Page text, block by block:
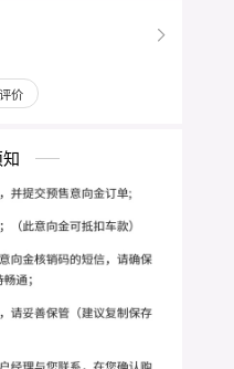
价